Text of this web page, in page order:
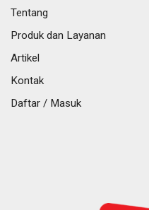
Tentang
Produk dan Layanan
Artikel
Kontak
Daftar / Masuk